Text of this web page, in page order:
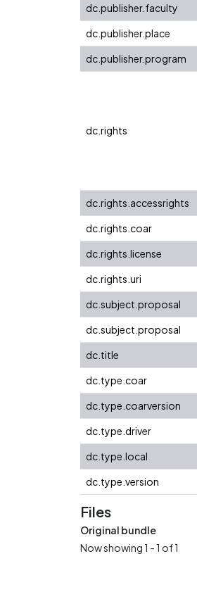
dc.publisher.faculty
dc.publisher.place
dc.publisher.program
dc.rights
dc.rights.accessrights
dc.rights.coar
dc.rights.license
dc.rights.uri
dc.subject.proposal
dc.subject.proposal
dc.title
dc.type.coar
dc.type.coarversion
dc.type.driver
dc.type.local
dc.type.version
Files
Original bundle
Now showing1 - 1 of 1